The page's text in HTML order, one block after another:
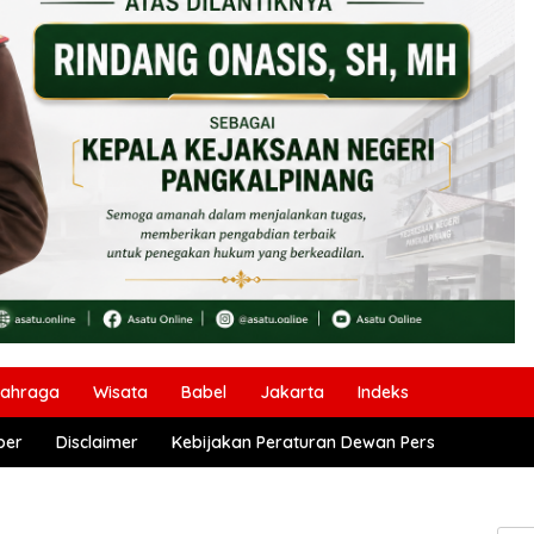
Wisata Babel Jakarta Indeks
Disclaimer Kebijakan Peraturan Dewan Pers